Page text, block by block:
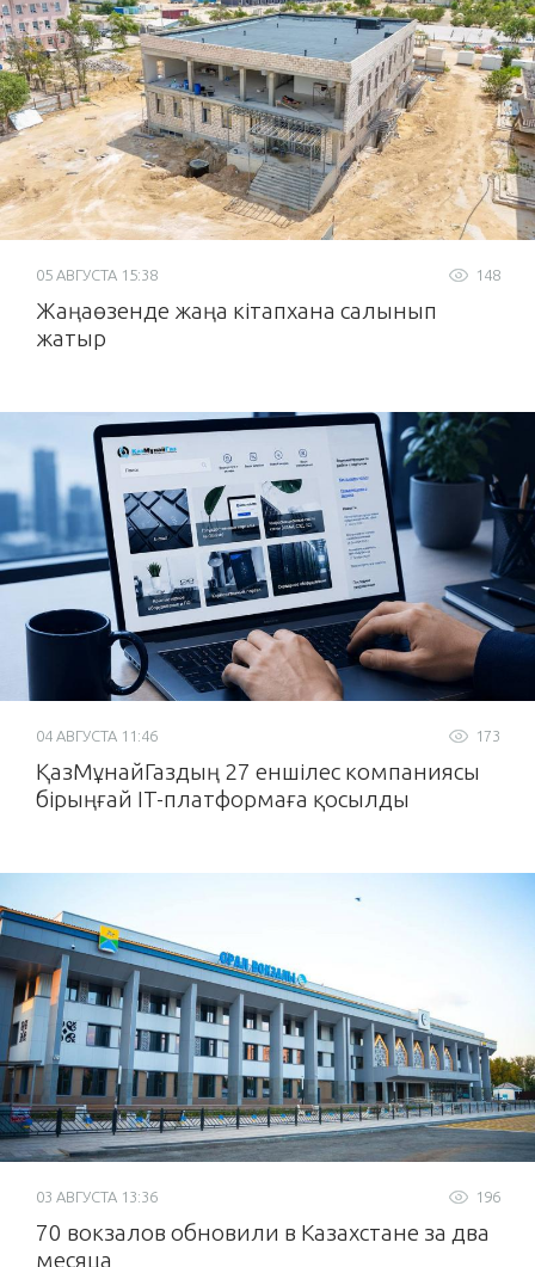
148
05 АВГУСТА 15:38
Жаңаөзенде жаңа кітапхана салынып
жатыр
173
04 АВГУСТА 11:46
ҚазМұнайГаздың 27 еншілес компаниясы
бірыңғай IT-платформаға қосылды
196
03 АВГУСТА 13:36
70 вокзалов обновили в Казахстане за два
месяца